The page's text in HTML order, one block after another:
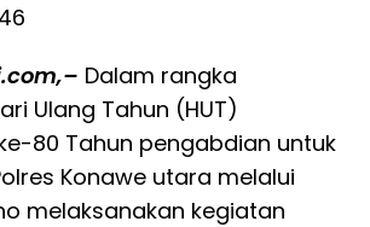
46
Dalam rangka
Ulang Tahun (HUT)
80 Tahun pengabdian untuk
Konawe utara melalui
melaksanakan kegiatan